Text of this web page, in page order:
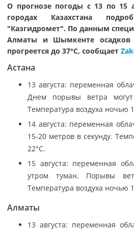
О прогнозе погоды с 13 по 15
городах Казахстана
"Казгидромет". По данным
Алматы и Шымкенте осадков
прогреется до 37°C, сообщает
Астана
13 августа: переменная
Днем порывы ветра
Температура воздуха ночью
14 августа: переменная
15-20 метров в секунду.
22°C.
15 августа: переменная
утром туман. Порывы
Температура воздуха ночью
Алматы
13 августа: переменная